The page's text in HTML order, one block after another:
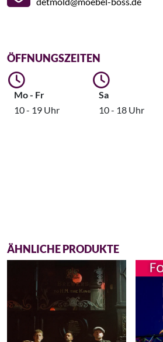
ÖFFNUNGSZEITEN
Mo - Fr
10 - 19 Uhr
Sa
10 - 18 Uhr
ÄHNLICHE PRODUKTE